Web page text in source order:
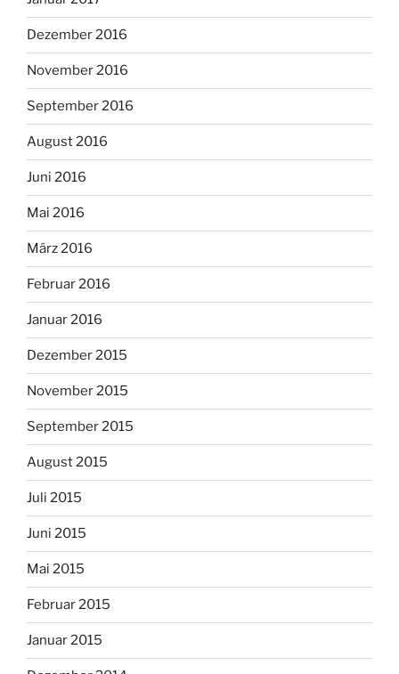
Dezember 2016
November 2016
September 2016
August 2016
Juni 2016
Mai 2016
März 2016
Februar 2016
Januar 2016
Dezember 2015
November 2015
September 2015
August 2015
Juli 2015
Juni 2015
Mai 2015
Februar 2015
Januar 2015